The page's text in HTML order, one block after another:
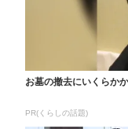
お墓の撤去にいくらか
PR(くらしの話題)